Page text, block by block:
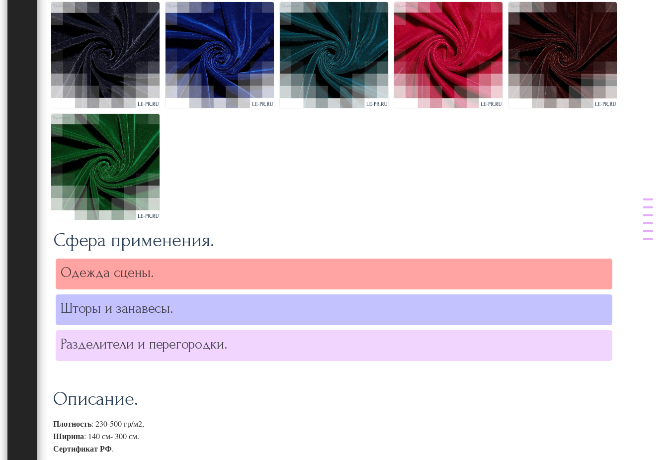
Сфера применения.
Одежда сцены.
Шторы и занавесы.
Разделители и перегородки.
Описание.
Плотность: 230-500 гр/м2,
Ширина: 140 см- 300 см.
Сертификат РФ.